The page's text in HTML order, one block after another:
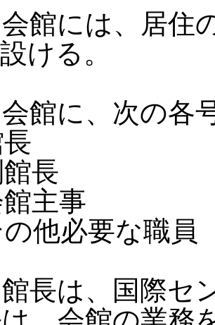
会館には、居住
ける。
会館に、次の各
長
主事
他必要な職員
館長は、国際セ